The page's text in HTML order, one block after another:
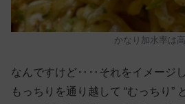
かなり加水率は
なんですけど‥‥それをイメージし
もっちりを通り越して “むっちり”